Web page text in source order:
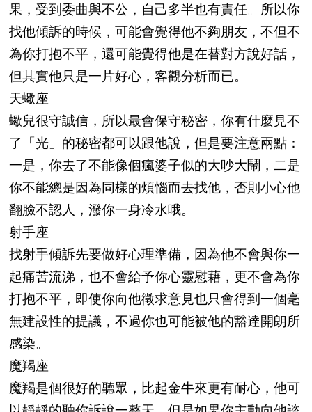
果，受到委曲與不公，自己多半也有責任。所以你
找他傾訴的時候，可能會覺得他不夠朋友，不但不
為你打抱不平，還可能覺得他是在替對方說好話，
但其實他只是一片好心，客觀分析而已。
天蠍座
蠍兒很守誠信，所以最會保守秘密，你有什麼見不
了「光」的秘密都可以跟他說，但是要注意兩點：
一是，你去了不能像個瘋婆子似的大吵大鬧，二是
你不能總是因為同樣的煩惱而去找他，否則小心他
翻臉不認人，潑你一身冷水哦。
射手座
找射手傾訴先要做好心理準備，因為他不會與你一
起痛苦流涕，也不會給予你心靈慰藉，更不會為你
打抱不平，即使你向他徵求意見也只會得到一個毫
無建設性的提議，不過你也可能被他的豁達開朗所
感染。
魔羯座
魔羯是個很好的聽眾，比起金牛來更有耐心，他可